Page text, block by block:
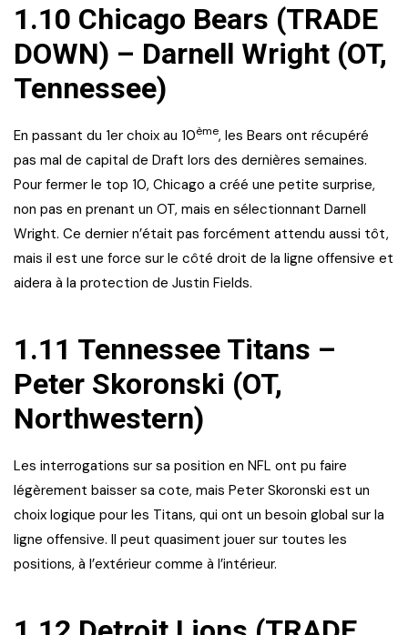
1.10 Chicago Bears (TRADE
DOWN) – Darnell Wright (OT,
Tennessee)
En passant du 1er choix au 10ème, les Bears ont récupéré
pas mal de capital de Draft lors des dernières semaines.
Pour fermer le top 10, Chicago a créé une petite surprise,
non pas en prenant un OT, mais en sélectionnant Darnell
Wright. Ce dernier n’était pas forcément attendu aussi tôt,
mais il est une force sur le côté droit de la ligne offensive et
aidera à la protection de Justin Fields.
1.11 Tennessee Titans –
Peter Skoronski (OT,
Northwestern)
Les interrogations sur sa position en NFL ont pu faire
légèrement baisser sa cote, mais Peter Skoronski est un
choix logique pour les Titans, qui ont un besoin global sur la
ligne offensive. Il peut quasiment jouer sur toutes les
positions, à l’extérieur comme à l’intérieur.